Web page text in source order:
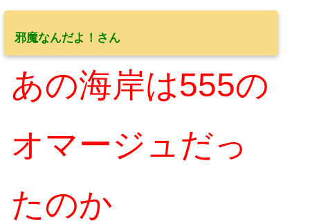
邪魔なんだよ！さん
あの海岸は555の
オマージュだっ
たのか